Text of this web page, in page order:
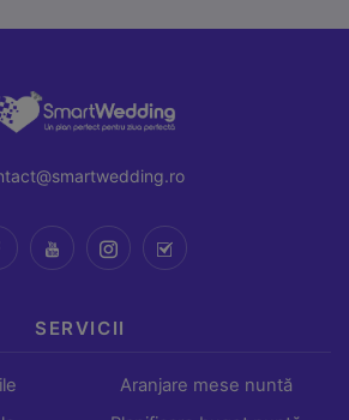
SERVICII
Aranjare mese nuntă
active
ul de sesiune, protecția CSRF și
site-ul, colectând informații anonime.
Analytics prin Google Tag Manager.